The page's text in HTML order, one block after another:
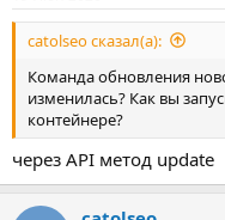
catolseo сказал(а):
Команда обновления
изменилась? Как вы
контейнере?
через API метод update